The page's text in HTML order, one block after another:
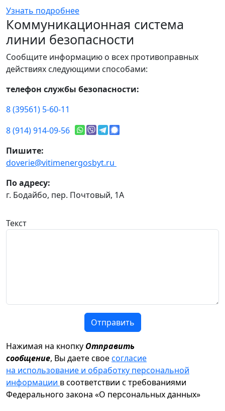
Узнать подробнее
Коммуникационная система
линии безопасности
Сообщите информацию о всех противоправных
действиях следующими способами:
телефон службы безопасности:
8 (39561) 5-60-11
8 (914) 914-09-56
Пишите:
doverie@vitimenergosbyt.ru
По адресу:
г. Бодайбо, пер. Почтовый, 1А
Текст
Отправить
Нажимая на кнопку Отправить
сообщение, Вы даете своесогласие
на использование и обработку персональной
информации в соответствии с требованиями
Федерального закона «О персональных данных»